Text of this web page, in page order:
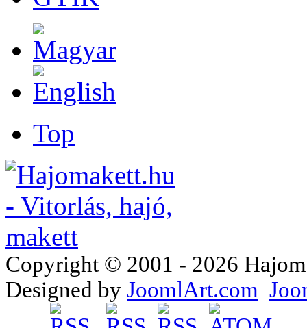
Top
Copyright © 2001 - 2026
Designed by JoomlArt.com